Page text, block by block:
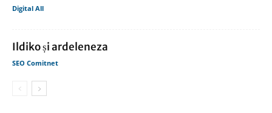
Digital All
Ildiko și ardeleneza
SEO Comitnet